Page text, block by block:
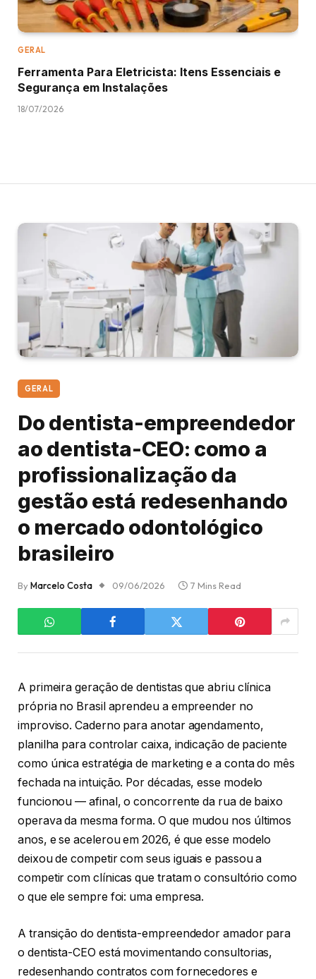
GERAL
Ferramenta Para Eletricista: Itens Essenciais e
Segurança em Instalações
18/07/2026
GERAL
Do dentista-empreendedor
ao dentista-CEO: como a
profissionalização da
gestão está redesenhando
o mercado odontológico
brasileiro
ByMarcelo Costa 09/06/2026 7 Mins Read
A primeira geração de dentistas que abriu clínica
própria no Brasil aprendeu a empreender no
improviso. Caderno para anotar agendamento,
planilha para controlar caixa, indicação de paciente
como única estratégia de marketing e a conta do mês
fechada na intuição. Por décadas, esse modelo
funcionou — afinal, o concorrente da rua de baixo
operava da mesma forma. O que mudou nos últimos
anos, e se acelerou em 2026, é que esse modelo
deixou de competir com seus iguais e passou a
competir com clínicas que tratam o consultório como
o que ele sempre foi: uma empresa.
A transição do dentista-empreendedor amador para
o dentista-CEO está movimentando consultorias,
redesenhando contratos com fornecedores e